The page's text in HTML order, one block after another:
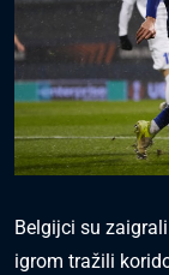
Belgijci su
igrom tražili